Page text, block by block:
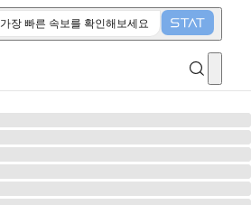
가장 빠른 속보를 확인해보세요